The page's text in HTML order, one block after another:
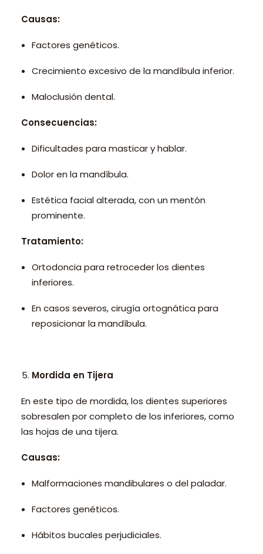
Causas:
Factores genéticos.
Crecimiento excesivo de la mandíbula inferior.
Maloclusión dental.
Consecuencias:
Dificultades para masticar y hablar.
Dolor en la mandíbula.
Estética facial alterada, con un mentón
prominente.
Tratamiento:
Ortodoncia para retroceder los dientes
inferiores.
En casos severos, cirugía ortognática para
reposicionar la mandíbula.
Mordida en Tijera
En este tipo de mordida, los dientes superiores
sobresalen por completo de los inferiores, como
las hojas de una tijera.
Causas:
Malformaciones mandibulares o del paladar.
Factores genéticos.
Hábitos bucales perjudiciales.